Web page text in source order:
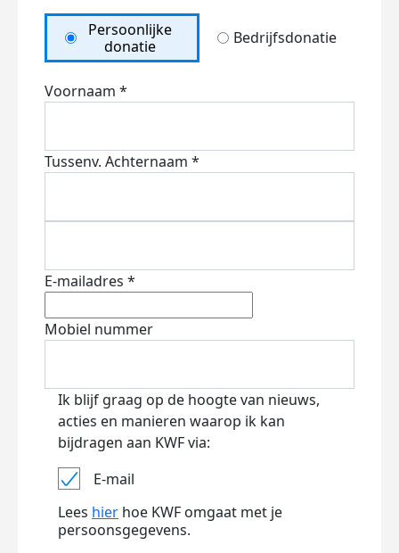
Persoonlijke
donatie
Bedrijfsdonatie
Voornaam *
Tussenv. Achternaam *
E-mailadres *
Mobiel nummer
Ik blijf graag op de hoogte van nieuws,
acties en manieren waarop ik kan
bijdragen aan KWF via:
E-mail
Lees hier hoe KWF omgaat met je
persoonsgegevens.